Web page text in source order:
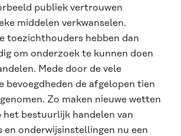
publiek vertrouwen
middelen verkwanselen.
toezichthouders hebben dan
om onderzoek te kunnen doen
Mede door de vele
bevoegdheden de afgelopen tien
Zo maken nieuwe wetten
bestuurlijk handelen van
onderwijsinstellingen nu een